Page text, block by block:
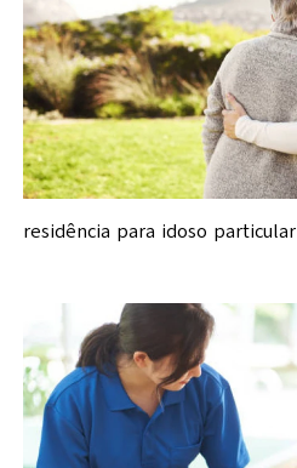
residência para idoso particular